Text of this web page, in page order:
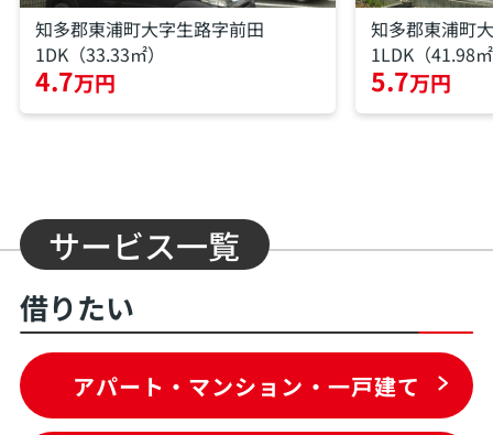
知多郡東浦町大字生路字前田
1DK（33.33㎡）
4.7万円
知多郡東浦町
1LDK（41.98
5.7万円
サービス一覧
借りたい
アパート・マンション・一戸建て